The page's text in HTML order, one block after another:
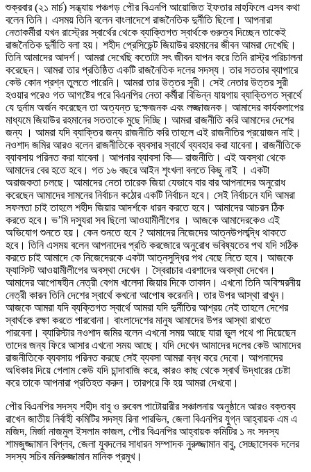
শুক্রবার (২১ মার্চ) সন্ধ্যায় পঞ্চগড় পৌর বিএনপি আয়োজিত ইফতার মাহফিলে এসব কথা
বলেন তিনি। এসময় তিনি বলেন বাংলাদেশে রাজনৈতিক দুর্নীতি ছিলো। আপনারা
নেতাকর্মীরা যখন রাস্ট্রের স্বার্থের থেকে ব্যাক্তিগত স্বার্থকে গুরুত্ব দিচ্ছেন তাকেই
রাজনৈতিক দুর্নীতি বলা হয়। শহীদ প্রেসিডেন্ট জিয়াউর রহমানের জীবন আমরা দেখেছি।
তিনি আমাদের আদর্শ। আমরা দেখেছি কতোটা সৎ জীবন যাপন করে তিনি রাস্ট্র পরিচালনা
করেছেন। আমরা তার প্রতিষ্ঠিত একটি রাজনৈতিক দলের সদস্য। তার সততার ব্যাপারে
কেউ কোন প্রশ্ন তুলতে পারেনি। আমরা তার উত্তর সুরী। সেই নেতার উত্তর সুরী
হওয়ার পরেও গত আগষ্টের পরে বিএনপির নেতা কর্মীরা বিভিন্ন যায়গায় ব্যাক্তিগত স্বার্থে
যে দুর্নাম অর্জন করেছেন তা অত্যন্ত দু:ক্ষজনক এবং লজ্জাজনক। আমাদের কার্যকলাপের
মাধ্যমে জিয়াউর রহমানের সততাকে মুছে দিচ্ছি। আমরা রাজনীতি করি আমাদের দেশের
জন্য । আমরা যদি ব্যাক্তির জন্য রাজনীতি করি তাহলে এই রাজনীতির প্রয়োজন নাই।
নওশাদ জমির আরও বলেন রাজনীতিকে ব্যবসার স্বার্থে ব্যবহার করা যাবেনা। রাজনীতিকে
ব্যাবসায় পরিনত করা যাবেনা। আপনার ব্যাবসা কি— রাজনীতি। এই অবস্থা থেকে
আমাদের বের হতে হবে। গত ১৬ বছরে আইন শৃংখলা বলতে কিছু নাই । একটা
অরাজকতা চলছে। আমাদের নেতা তারেক জিয়া যেভাবে বার বার আপনাদের অনুরোধ
করেছেন আমাদের সামনের নির্বাচন কঠোর একটি নির্বাচন হবে। সেই নির্বাচনে যদি আমরা
সফলতা চাই তাহলে শহীদ জিয়ার আদর্শকে ধারন করতে হবে। আমাদের আচরন ঠিক
করতে হবে। ভ’মি দস্যুরা সব ছিলো আওয়ামীলীগের । আজকে আমাদেরকেও এই
অভিযোগ শুনতে হয়। কেন শুনতে হবে ? আমাদের নিজেদের আত্নউপলব্দি্ধ থাকতে
হবে। তিনি এসময় বলেন আপনাদের প্রতি করজোরে অনুরোধ ভবিষ্যতের পথ যদি সঠিক
করতে চাই আমাদে কে নিজেদেরকে একটা আত্নসুদ্ধির পথ বেছে নিতে হবে। আজকে
ফ্যাসিস্ট আওয়ামীলীগের অবস্থা দেখেন । স্বৈরাচার এরশাদের অবস্থা দেখেন।
আমাদের আপোষহীন নেত্রী বেগম খালেদা জিয়ার দিকে তাকান। এখনো তিনি অবিস্মরনীয়
নেত্রী কারন তিনি দেশের স্বার্থে কখনো আপোষ করেননি। তার উপর আস্থা রাখুন।
আজকে আমরা যদি ব্যক্তিগত স্বার্থে আমরা যদি দুর্নীতির আশ্রয় নেই তাহলে দেশের
স্বার্থকে রক্ষা করতে পারবোনা। বাংলাদেশের মানুষ আমাদের উপর আস্থা রাখতে
পারবেনা। ব্যারিস্টার নওশাদ জমির বলেন এখনো সময় আছে যারা ভুল পথে পা দিয়েছেন
তাদের জন্য ফিরে আসার এখনো সময় আছে। যদি দেখেন আমাদের দলের কেউ আমাদের
রাজনীতিকে ব্যবসায় পরিনত করছে সেই ব্যবসা আমরা বন্ধ করে দেবো। আপনাদের
অধিকার দিয়ে গেলাম কেউ যদি চান্দাবাজি করে, কারও কাছ থেকে স্বার্থ উদ্ধারের চেষ্টা
করে তাকে আপনারা প্রতিহত করুন। তারপরে কি হয় আমরা দেখবো।
পৌর বিএনপির সদস্য শহীদ বাবু ও রুবেল পাটোয়ারীর সঞ্চালনায় অনুষ্ঠানে আরও বক্তব্য
রাখেন জাতীয় নির্বাহী কমিটির সদস্য রিনা পারভিন, জেলা বিএনপির যুগ্ন আহ্বায়ক এম এ
মজিদ, মির্জা নাজমুল ইসলাম কাজল, পৌর বিএনপির আহ্বায়ক কমিটির ১ নং সদস্য
শামজুজ্জামান বিপ্লব, জেলা যুবদলের সাধারন সম্পাদক নুরুজ্জামান বাবু, সেচ্ছাসেবক দলের
সদস্য সচিব মনিরুজ্জামান মানিক প্রমুখ।